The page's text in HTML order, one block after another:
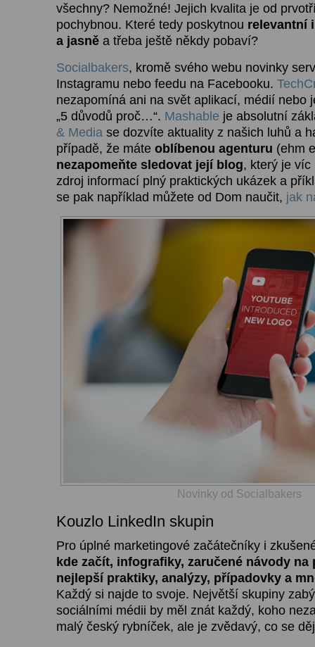
všechny? Nemožné! Jejich kvalita je od
pochybnou. Které tedy poskytnou relevantní
a jasně a třeba ještě někdy pobaví?
Socialbakers, kromě svého webu novinky
Instagramu nebo feedu na Facebooku.
nezapomíná ani na svět aplikací, médií nebo
„5 důvodů proč…“. Mashable je absolutní
& Media se dozvíte aktuality z našich luhů a
případě, že máte oblíbenou agenturu (ehm
nezapomeňte sledovat její blog, který je víc
zdroj informací plný praktických ukázek a
se pak například můžete od Dom naučit, jak
Novinky od Socialbakers
Kouzlo LinkedIn skupin
Pro úplné marketingové začátečníky i
kde začít, infografiky, zaručené návody na
nejlepší praktiky, analýzy, případovky a
Každý si najde to svoje. Největší skupiny
sociálními médii by měl znát každý, koho
malý český rybníček, ale je zvědavý, co se